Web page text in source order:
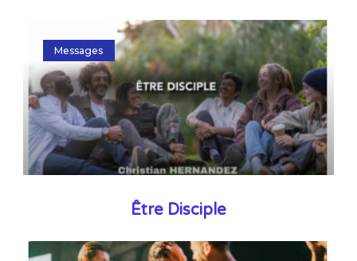
Messages
Être Disciple